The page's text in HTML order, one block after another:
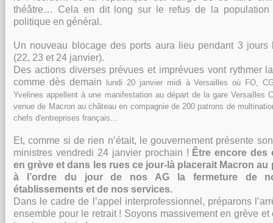
théâtre… Cela en dit long sur le refus de la
politique en général.
Un nouveau blocage des ports aura lieu pendant 3 jours
(22, 23 et 24 janvier).
Des actions diverses prévues et imprévues vont rythmer
comme dès demain
lundi 20 janvier midi à Versailles où FO,
Yvelines appellent à une manifestation au départ de la gare Versailles
venue de Macron au château en compagnie de 200 patrons de
chefs d'entreprises français...
Et, comme si de rien n’était, le gouvernement présente
ministres vendredi 24 janvier prochain ! Être encore des
en grève et dans les rues ce jour-là placerait Macron au
à l’ordre du jour de nos AG la fermeture de
établissements et de nos services.
Dans le cadre de l’appel interprofessionnel, préparons
ensemble pour le retrait ! Soyons massivement en grève